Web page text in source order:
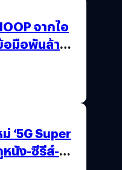
จากไอ
มือพันล้านที่
‘5G Super
หนัง-ซีรีส์-